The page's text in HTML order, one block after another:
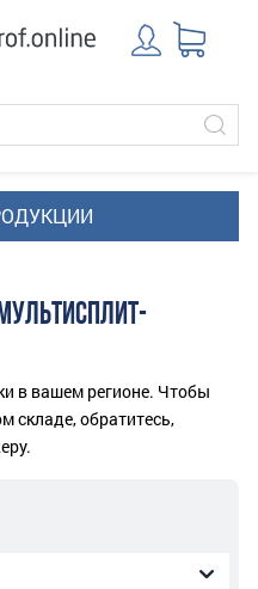
в вашем регионе. Чтобы
складе, обратитесь,